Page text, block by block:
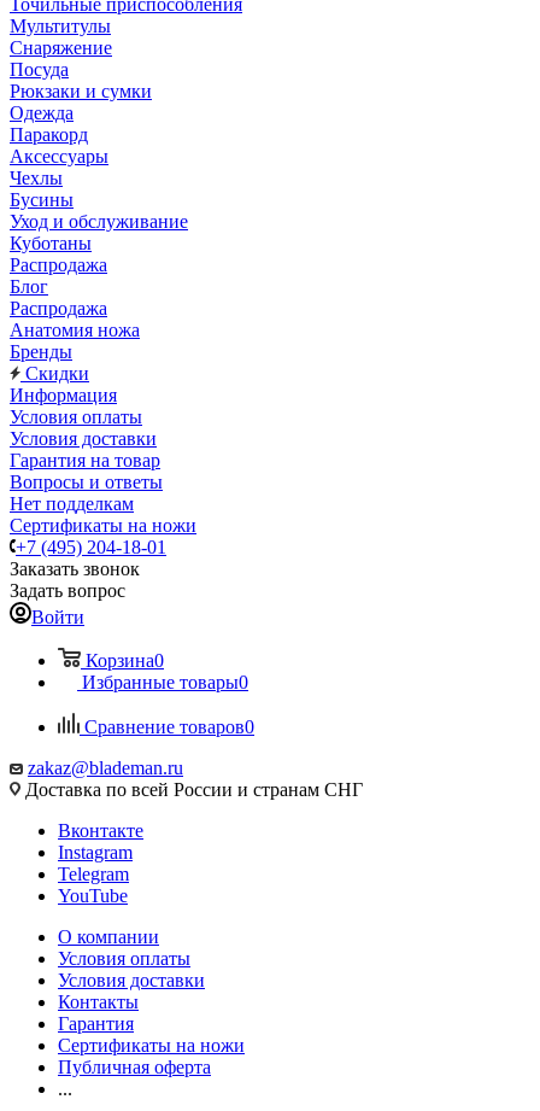
Точильные приспособления
Мультитулы
Снаряжение
Посуда
Рюкзаки и сумки
Одежда
Паракорд
Аксессуары
Чехлы
Бусины
Уход и обслуживание
Куботаны
Распродажа
Блог
Распродажа
Анатомия ножа
Бренды
Скидки
Информация
Условия оплаты
Условия доставки
Гарантия на товар
Вопросы и ответы
Нет подделкам
Сертификаты на ножи
+7 (495) 204-18-01
Заказать звонок
Задать вопрос
Войти
Корзина0
Избранные товары0
Сравнение товаров0
zakaz@blademan.ru
Доставка по всей России и странам СНГ
Вконтакте
Instagram
Telegram
YouTube
О компании
Условия оплаты
Условия доставки
Контакты
Гарантия
Сертификаты на ножи
Публичная оферта
...